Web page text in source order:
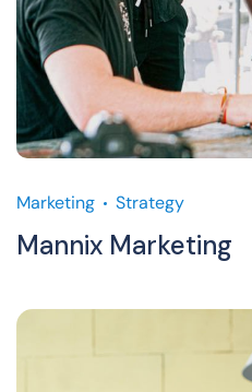
Marketing Strategy
Mannix Marketing